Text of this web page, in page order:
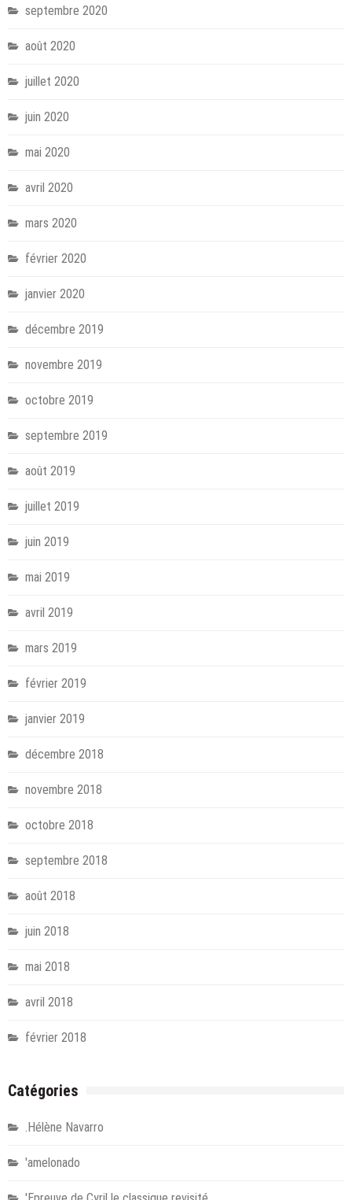
septembre 2020
août 2020
juillet 2020
juin 2020
mai 2020
avril 2020
mars 2020
février 2020
janvier 2020
décembre 2019
novembre 2019
octobre 2019
septembre 2019
août 2019
juillet 2019
juin 2019
mai 2019
avril 2019
mars 2019
février 2019
janvier 2019
décembre 2018
novembre 2018
octobre 2018
septembre 2018
août 2018
juin 2018
mai 2018
avril 2018
février 2018
Catégories
.Hélène Navarro
'amelonado